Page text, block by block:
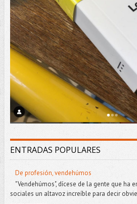
ENTRADAS POPULARES
De profesión, vendehúmos
"Vendehúmos", dícese de la gente que ha
sociales un altavoz increíble para decir